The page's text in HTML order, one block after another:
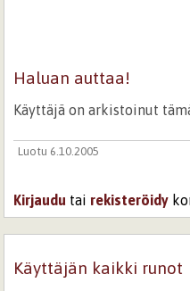
Haluan auttaa!
Käyttäjä on arkistoinut
Luotu 6.10.2005
Kirjaudu tai rekisteröidy
Käyttäjän kaikki runot